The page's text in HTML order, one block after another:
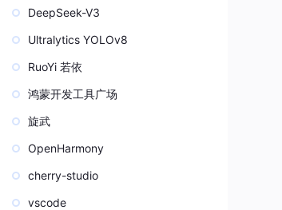
DeepSeek-V3
Ultralytics YOLOv8
RuoYi 若依
鸿蒙开发工具广场
旋武
OpenHarmony
cherry-studio
vscode